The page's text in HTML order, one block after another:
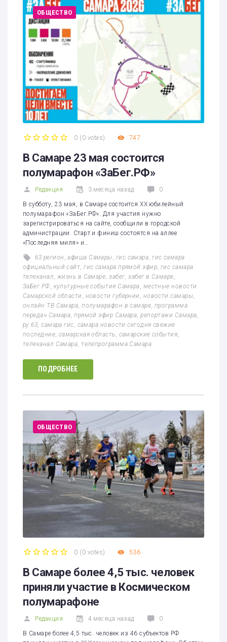
ОБЩЕСТВО
0 (0 votes) 747
В Самаре 23 мая состоится
полумарафон «ЗаБег.РФ»
Редакция 3 месяца назад 0
В субботу, 23 мая, в Самаре состоится XX юбилейный
полумарафон «ЗаБег.РФ». Для участия нужно
зарегистрироваться на сайте, сообщили в городской
администрации. Старт и финиш состоятся на аллее
«Последняя миля» и…
63 регион ,афиша Самары гис самара ,гис самара
официальный сайт ,гис самара прямой эфир гис самара
телеканал
жизнь в Самаре ,забег ,забег в Самаре
ЗаБег.РФ культурные события Самара местные новости
Самарской области
новости губернии новости самары
онлайн ТВ Самара ,полумарафон в самаре ,программа
передач Самара ,прямой эфир Самара ,репортажи Самара
ру 63 ,самара гис самара новости сегодня свежие
последние самарская область самарские события
телеканал Самара ,телепрограмма Самара
ПОДРОБНЕЕ
ОБЩЕСТВО
0 (0 votes) 536
В Самаре более 4,5 тыс. человек
приняли участие в Космическом
полумарафоне
Редакция 4 месяца назад 0
В Самаре более 4,5 тыс. человек из 46 субъектов РФ